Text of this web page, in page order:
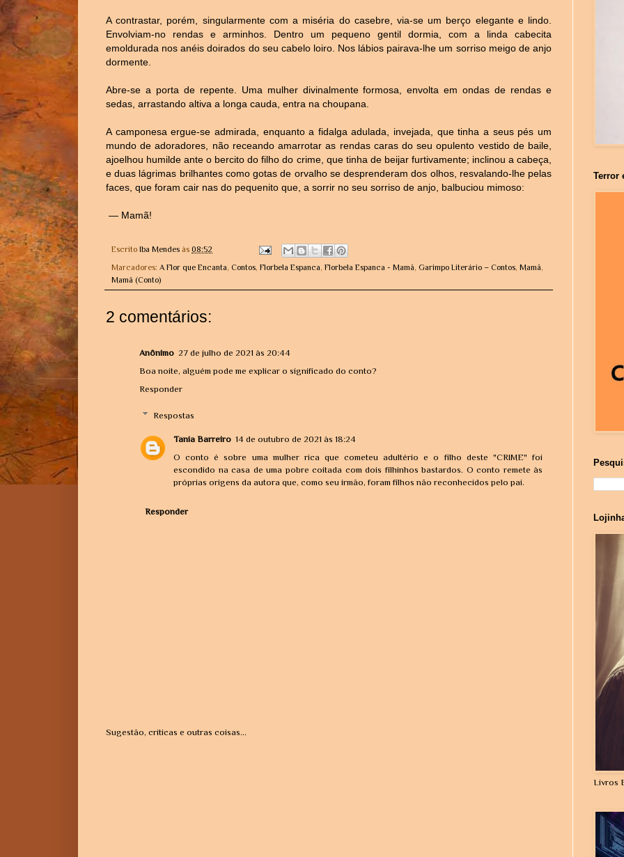
A contrastar, porém, singularmente com a miséria do casebre, via-se um berço elegante e lindo.
Envolviam-no rendas e arminhos. Dentro um pequeno gentil dormia, com a linda cabecita
emoldurada nos anéis doirados do seu cabelo loiro. Nos lábios pairava-lhe um sorriso meigo de anjo
dormente.
Abre-se a porta de repente. Uma mulher divinalmente formosa, envolta em ondas de rendas e
sedas, arrastando altiva a longa cauda, entra na choupana.
A camponesa ergue-se admirada, enquanto a fidalga adulada, invejada, que tinha a seus pés um
mundo de adoradores, não receando amarrotar as rendas caras do seu opulento vestido de baile,
ajoelhou humilde ante o bercito do filho do crime, que tinha de beijar furtivamente; inclinou a cabeça,
e duas lágrimas brilhantes como gotas de orvalho se desprenderam dos olhos, resvalando-lhe pelas
faces, que foram cair nas do pequenito que, a sorrir no seu sorriso de anjo, balbuciou mimoso:
— Mamã!
Escrito Iba Mendes às 08:52
Marcadores: A Flor que Encanta, Contos, Florbela Espanca, Florbela Espanca - Mamã, Garimpo Literário – Contos, Mamã,
Mamã (Conto)
2 comentários:
Anônimo 27 de julho de 2021 às 20:44
Boa noite, alguém pode me explicar o significado do conto?
Responder
Respostas
Tania Barreiro 14 de outubro de 2021 às 18:24
O conto é sobre uma mulher rica que cometeu adultério e o filho deste "CRIME" foi
escondido na casa de uma pobre coitada com dois filhinhos bastardos. O conto remete às
próprias origens da autora que, como seu irmão, foram filhos não reconhecidos pelo pai.
Responder
Sugestão, críticas e outras coisas...
Terror
Livros